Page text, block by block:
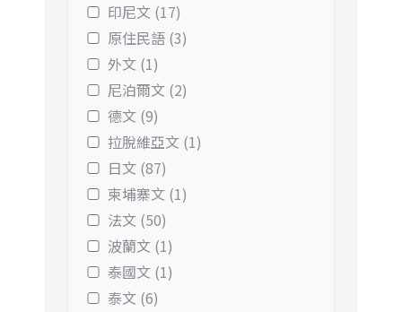
印尼文 (17)
原住民語 (3)
外文 (1)
尼泊爾文 (2)
德文 (9)
拉脫維亞文 (1)
日文 (87)
柬埔寨文 (1)
法文 (50)
波蘭文 (1)
泰國文 (1)
泰文 (6)